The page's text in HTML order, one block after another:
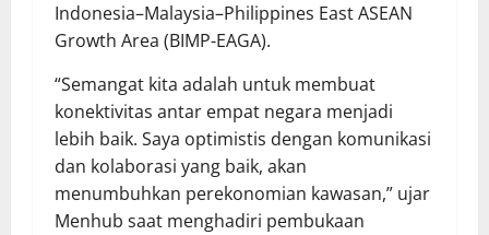
Indonesia–Malaysia–Philippines East ASEAN
Growth Area (BIMP-EAGA).
“Semangat kita adalah untuk membuat
konektivitas antar empat negara menjadi
lebih baik. Saya optimistis dengan komunikasi
dan kolaborasi yang baik, akan
menumbuhkan perekonomian kawasan,” ujar
Menhub saat menghadiri pembukaan